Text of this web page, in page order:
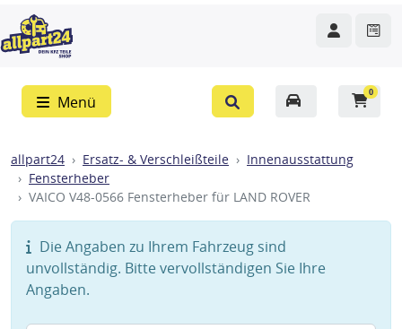
Menü
0
allpart24 Ersatz- & Verschleißteile
Innenausstattung
Fensterheber
VAICO V48-0566 Fensterheber für LAND ROVER
Die Angaben zu Ihrem Fahrzeug sind
unvollständig. Bitte vervollständigen Sie Ihre
Angaben.